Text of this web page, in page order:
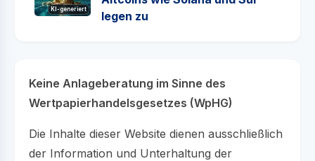
KI-generiert
legen zu
Keine Anlageberatung im Sinne des
Wertpapierhandelsgesetzes (WpHG)
Die Inhalte dieser Website dienen ausschließlich
der Information und Unterhaltung der